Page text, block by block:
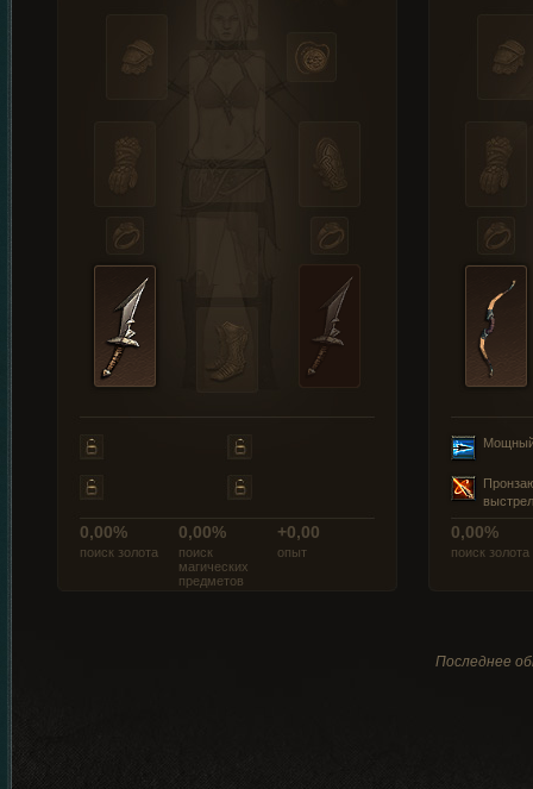
0,00%
поиск золота
0,00%
поиск
магических
предметов
+0,00
опыт
выстрел
0,00%
поиск золота
Последнее